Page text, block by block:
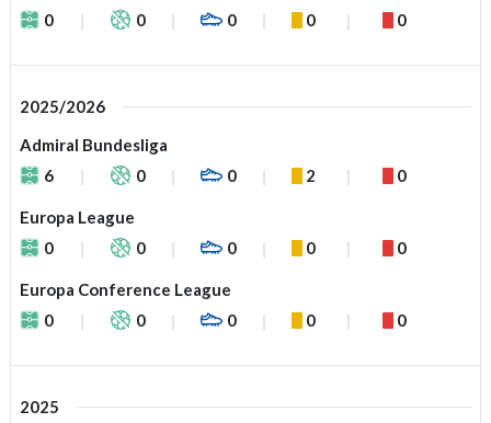
0
0 0 0 0
2025/2026
Admiral Bundesliga
6
0 0 2 0
Europa League
0
0 0 0 0
Europa Conference League
0
0 0 0 0
2025